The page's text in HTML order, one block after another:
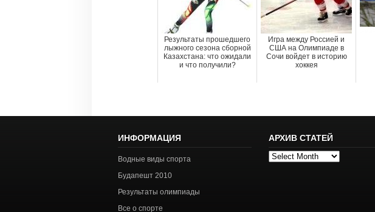
Результаты прошедшего
лыжного сезона сборной
Казахстана: что ожидали
и что получили?
Игра между Россией и
США на Олимпиаде в
Сочи войдет в историю
хоккея
ИНФОРМАЦИЯ
Водные виды спорта
Будапешт 2010
Результаты олимпиады
Все о спорте
АРХИВ СТАТЕЙ
Архив